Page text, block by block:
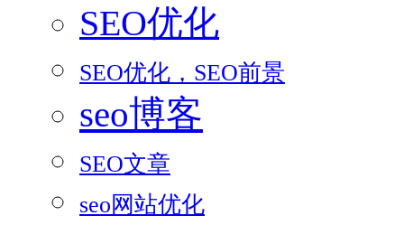
SEO优化
SEO优化，SEO前景
seo博客
SEO文章
seo网站优化